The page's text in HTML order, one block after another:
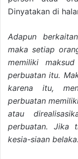
Dinyatakan di
Adapun
maka setiap
memiliki
perbuatan itu.
karena itu,
perbuatan
atau
perbuatan. Jika
kesia-siaan belaka.